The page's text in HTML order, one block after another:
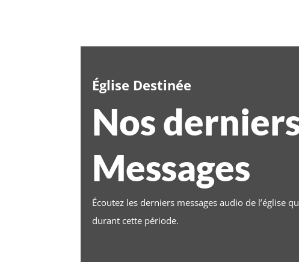
Église Destinée
Nos
Messages
Écoutez les derniers messages audio de l’église
durant cette période.